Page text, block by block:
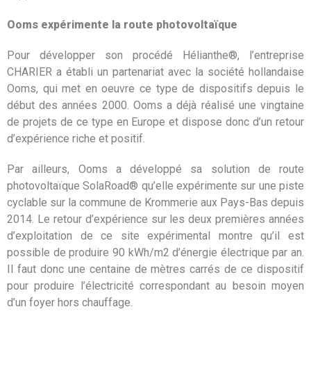
Ooms expérimente la route photovoltaïque
Pour développer son procédé Hélianthe®, l’entreprise
CHARIER a établi un partenariat avec la société hollandaise
Ooms, qui met en oeuvre ce type de dispositifs depuis le
début des années 2000. Ooms a déjà réalisé une vingtaine
de projets de ce type en Europe et dispose donc d’un retour
d’expérience riche et positif.
Par ailleurs, Ooms a développé sa solution de route
photovoltaïque SolaRoad® qu’elle expérimente sur une piste
cyclable sur la commune de Krommerie aux Pays-Bas depuis
2014. Le retour d’expérience sur les deux premières années
d’exploitation de ce site expérimental montre qu’il est
possible de produire 90 kWh/m2 d’énergie électrique par an.
Il faut donc une centaine de mètres carrés de ce dispositif
pour produire l’électricité correspondant au besoin moyen
d’un foyer hors chauffage.